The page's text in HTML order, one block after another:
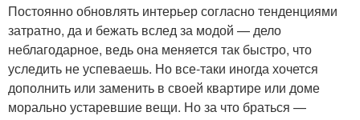
Постоянно обновлять интерьер согласно тенденциями
затратно, да и бежать вслед за модой — дело
неблагодарное, ведь она меняется так быстро, что
уследить не успеваешь. Но все-таки иногда хочется
дополнить или заменить в своей квартире или доме
морально устаревшие вещи. Но за что браться —